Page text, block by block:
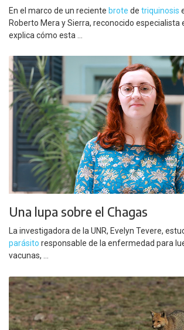
En el marco de un reciente brote de triquinosis
Roberto Mera y Sierra, reconocido especialista
explica cómo esta ...
Una lupa sobre el Chagas
La investigadora de la UNR, Evelyn Tevere,
parásito responsable de la enfermedad para
vacunas, ...